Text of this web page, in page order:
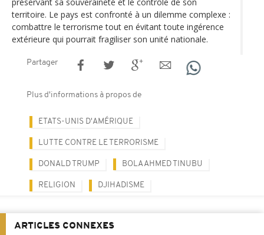
territoire. Le pays est confronté à un dilemme complexe :
combattre le terrorisme tout en évitant toute ingérence
extérieure qui pourrait fragiliser son unité nationale.
Partager
Plus d'informations à propos de
ETATS-UNIS D'AMÉRIQUE
LUTTE CONTRE LE TERRORISME
DONALD TRUMP BOLA AHMED TINUBU
RELIGION DJIHADISME
ARTICLES CONNEXES